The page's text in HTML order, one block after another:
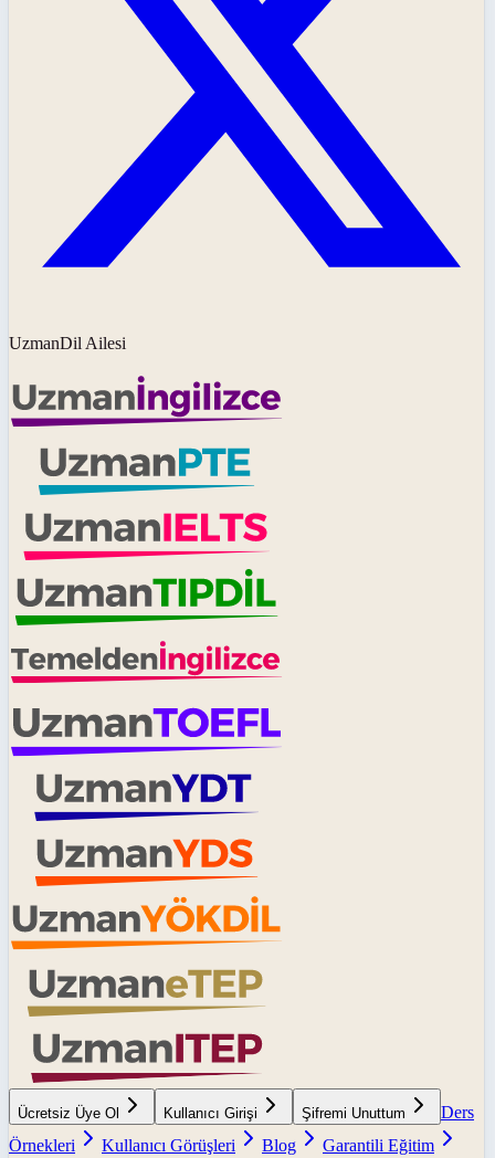
UzmanDil Ailesi
Ücretsiz Üye Ol Kullanıcı Girişi Şifremi Unuttum
Ders
Örnekleri
Kullanıcı Görüşleri Blog
Garantili Eğitim